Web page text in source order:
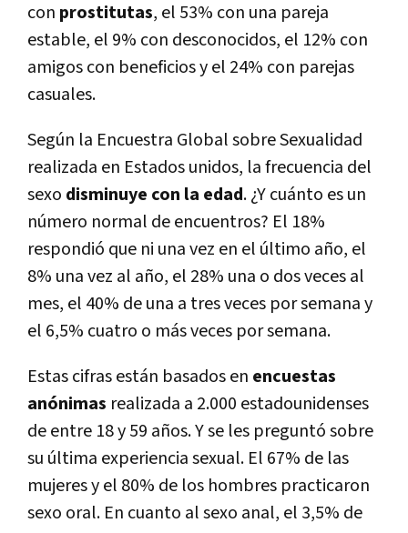
con prostitutas, el 53% con una pareja
estable, el 9% con desconocidos, el 12% con
amigos con beneficios y el 24% con parejas
casuales.
Según la Encuestra Global sobre Sexualidad
realizada en Estados unidos, la frecuencia del
sexo disminuye con la edad. ¿Y cuánto es un
número normal de encuentros? El 18%
respondió que ni una vez en el último año, el
8% una vez al año, el 28% una o dos veces al
mes, el 40% de una a tres veces por semana y
el 6,5% cuatro o más veces por semana.
Estas cifras están basados en encuestas
anónimas realizada a 2.000 estadounidenses
de entre 18 y 59 años. Y se les preguntó sobre
su última experiencia sexual. El 67% de las
mujeres y el 80% de los hombres practicaron
sexo oral. En cuanto al sexo anal, el 3,5% de